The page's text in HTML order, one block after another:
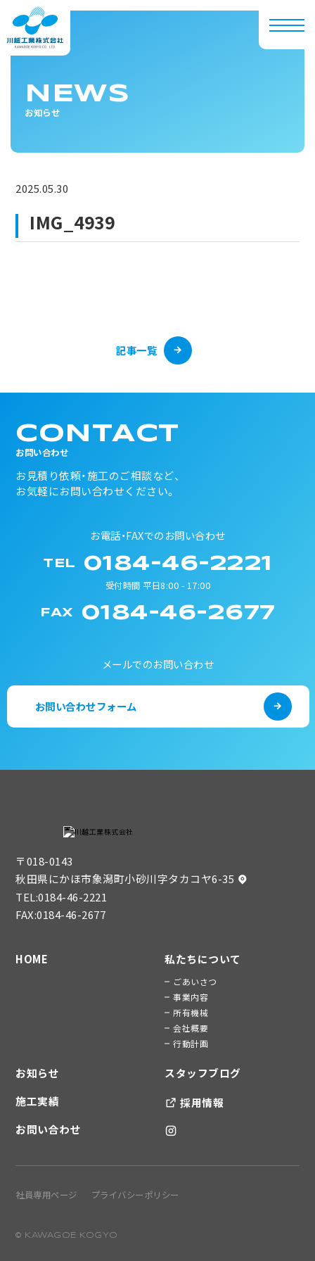
NEWS
お知らせ
2025.05.30
IMG_4939
記事一覧
CONTACT
お問い合わせ
お見積り依頼・施工のご相談など、
お気軽にお問い合わせください。
お電話・FAXでのお問い合わせ
TEL 0184-46-2221
受付時間 平日8:00 - 17:00
FAX 0184-46-2677
メールでのお問い合わせ
お問い合わせフォーム
〒018-0143
秋田県にかほ市象潟町小砂川字タカコヤ6-35
TEL:0184-46-2221
FAX:0184-46-2677
HOME 私たちについて
ごあいさつ
事業内容
所有機械
会社概要
行動計画
お知らせ
スタッフブログ
施工実績
採用情報
お問い合わせ
© KAWAGOE KOGYO
社員専用ページ プライバシーポリシー